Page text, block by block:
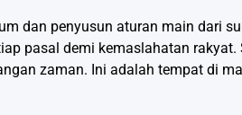
dan penyusun aturan main dari
pasal demi kemaslahatan
zaman. Ini adalah tempat di